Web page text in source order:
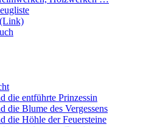
die entführte Prinzessin
die Blume des Vergessens
die Höhle der Feuersteine